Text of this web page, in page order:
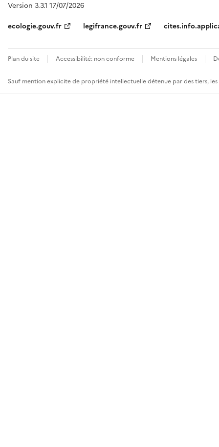
Version 3.3.1 17/07/2026
ecologie.gouv.fr
legifrance.gouv.fr
Plan du site Accessibilité: non conforme Mentions légales
Sauf mention explicite de propriété intellectuelle détenue par des tiers,